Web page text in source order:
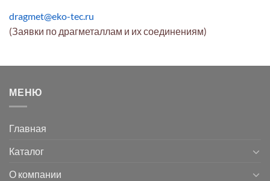
dragmet@eko-tec.ru
(Заявки по драгметаллам и их соединениям)
МЕНЮ
Главная
Каталог
О компании